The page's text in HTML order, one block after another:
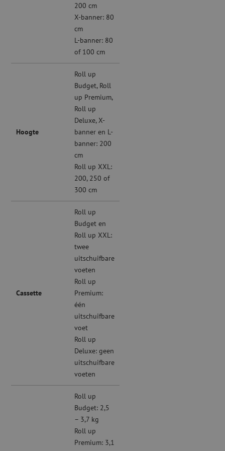
200 cm
X-banner: 80
cm
L-banner: 80
of 100 cm
Hoogte
Roll up
Budget, Roll
up Premium,
Roll up
Deluxe, X-
banner en L-
banner: 200
cm
Roll up XXL:
200, 250 of
300 cm
Cassette
Roll up
Budget en
Roll up XXL:
twee
uitschuifbare
voeten
Roll up
Premium:
één
uitschuifbare
voet
Roll up
Deluxe: geen
uitschuifbare
voeten
Roll up
Budget: 2,5
– 3,7 kg
Roll up
Premium: 3,1